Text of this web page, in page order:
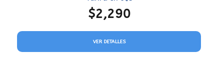
$2,290
VER DETALLES